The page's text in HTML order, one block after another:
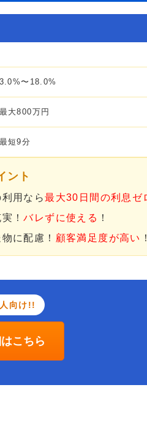
3.0%〜18.0%
最大800万円
最短9分
ント
利用なら最大30日間の利息ゼ
実！バレずに使える ！
に配慮！ 顧客満足度が高い ！
向け!!
こちら